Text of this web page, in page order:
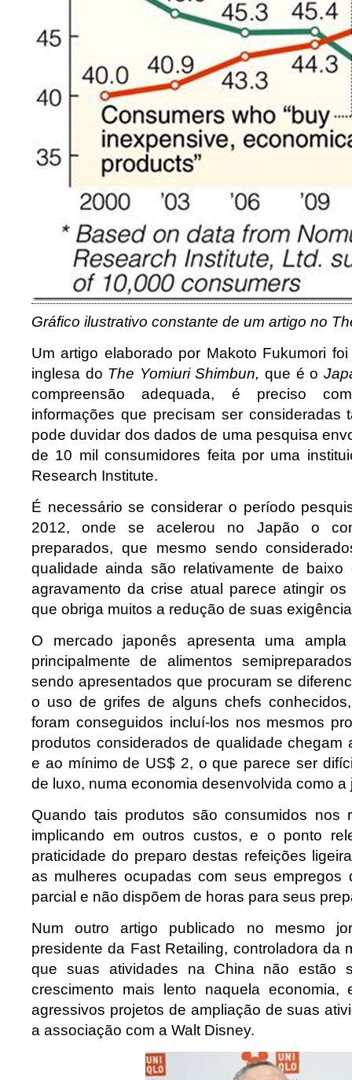
Gráfico ilustrativo constante de um artigo no
Um artigo elaborado por Makoto Fukumori
inglesa do The Yomiuri Shimbun, que é o
compreensão adequada, é preciso
informações que precisam ser consideradas
pode duvidar dos dados de uma pesquisa
de 10 mil consumidores feita por uma
Research Institute.
É necessário se considerar o período
2012, onde se acelerou no Japão o
preparados, que mesmo sendo
qualidade ainda são relativamente de
agravamento da crise atual parece atingir
que obriga muitos a redução de suas
O mercado japonês apresenta uma
principalmente de alimentos
sendo apresentados que procuram se
o uso de grifes de alguns chefs
foram conseguidos incluí-los nos mesmos
produtos considerados de qualidade chegam
e ao mínimo de US$ 2, o que parece ser
de luxo, numa economia desenvolvida como a
Quando tais produtos são consumidos nos
implicando em outros custos, e o ponto
praticidade do preparo destas refeições
as mulheres ocupadas com seus empregos
parcial e não dispõem de horas para seus
Num outro artigo publicado no mesmo
presidente da Fast Retailing, controladora da
que suas atividades na China não estão
crescimento mais lento naquela economia,
agressivos projetos de ampliação de suas
a associação com a Walt Disney.